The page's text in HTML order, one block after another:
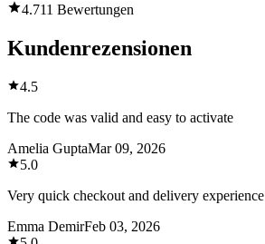
4.711 Bewertungen
Kundenrezensionen
4.5
The code was valid and easy to activate
Amelia GuptaMar 09, 2026
5.0
Very quick checkout and delivery experience
Emma DemirFeb 03, 2026